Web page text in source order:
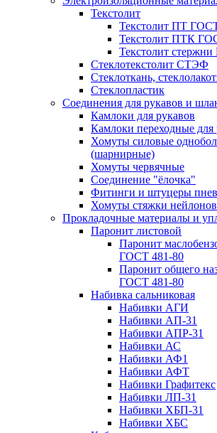
Текстолит
Текстолит ПТ
Текстолит ПТК
Текстолит
Стеклотекстолит СТЭФ
Стеклоткань,
Стеклопластик
Соединения для рукавов и
Камлоки для рукавов
Камлоки переходные для
Хомуты силовые
(шарнирные)
Хомуты червячные
Соединение "ёлочка"
Фитинги и штуцеры
Хомуты стяжки
Прокладочные материалы и
Паронит листовой
Паронит
ГОСТ 481-80
Паронит общего
ГОСТ 481-80
Набивка сальниковая
Набивки АГИ
Набивки АП-31
Набивки АПР-31
Набивки АС
Набивки АФ1
Набивки АФТ
Набивки Графитекс
Набивки ЛП-31
Набивки ХБП-31
Набивки ХБС